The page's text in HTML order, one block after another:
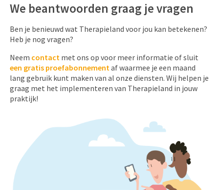
We beantwoorden graag je vragen
Ben je benieuwd wat Therapieland voor jou kan betekenen?
Heb je nog vragen?
Neem contact met ons op voor meer informatie of sluit
een gratis proefabonnementaf waarmee je een maand
lang gebruik kunt maken van al onze diensten. Wij helpen je
graag met het implementeren van Therapieland in jouw
praktijk!